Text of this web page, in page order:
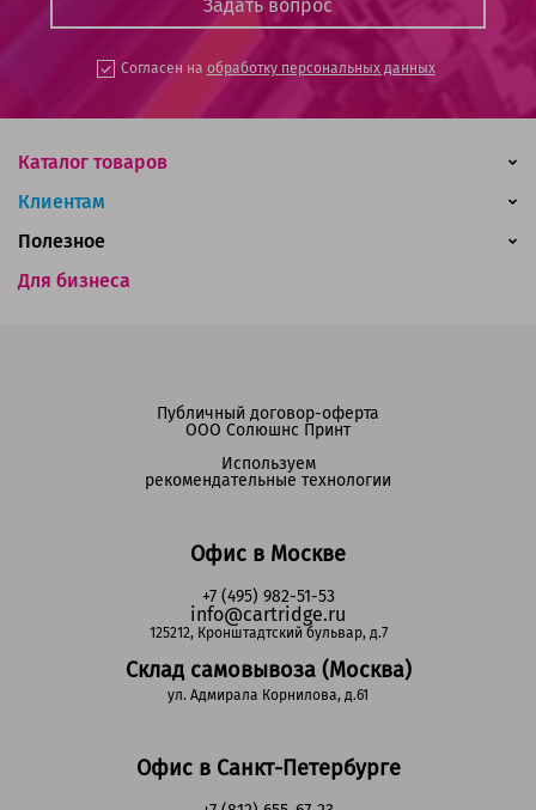
Согласен на обработку персональных данных
Каталог товаров
Клиентам
Для бизнеса
Полезное
Офис в Москве
+7 (495) 982-51-53
info@cartridge.ru
125212, Кронштадтский бульвар, д.7
Склад самовывоза (Москва)
ул. Адмирала Корнилова, д.61
Офис в Санкт-Петербурге
Публичный договор-оферта
ООО Солюшнс Принт
Используем
рекомендательные технологии